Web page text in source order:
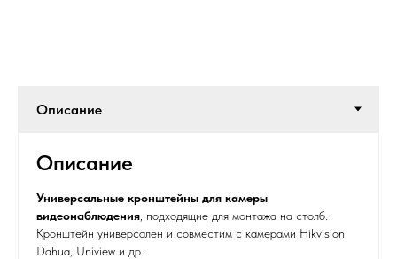
Описание
Универсальные кронштейны для камеры
видеонаблюдения , подходящие для монтажа на столб.
Кронштейн универсален и совместим с камерами Hikvision,
Dahua, Uniview и др.